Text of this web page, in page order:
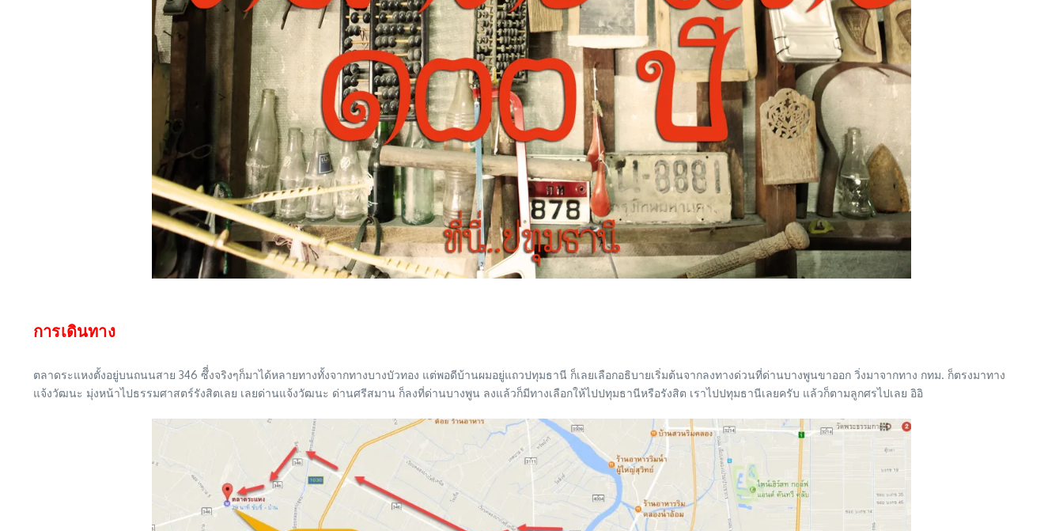
การเดินทาง
ตลาดระแหงตั้งอยู่บนถนนสาย 346 ซึี่งจริงๆก็มาได้หลายทางทั้งจากทางบางบัวทอง แต่พอดีบ้านผมอยู่แถวปทุมธานี ก็เลยเลือกอธิบายเริ่มต้นจากลงทางด่วนที่ด่านบางพูนขาออก วิ่งมาจากทาง กทม. ก็ตรงมาทาง
แจ้งวัฒนะ มุ่งหน้าไปธรรมศาสตร์รังสิตเลย เลยด่านแจ้งวัฒนะ ด่านศรีสมาน ก็ลงที่ด่านบางพูน ลงแล้วก็มีทางเลือกให้ไปปทุมธานีหรือรังสิต เราไปปทุมธานีเลยครับ แล้วก็ตามลูกศรไปเลย อิอิ